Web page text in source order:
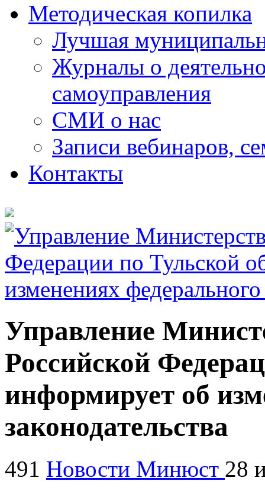
Методическая копилка
Лучшая
Журналы о
самоуправления
СМИ о нас
Записи вебинаров,
Контакты
Управление
Российской
информирует об
законодательства
491 Новости Минюст 28